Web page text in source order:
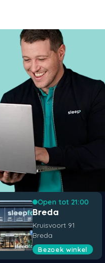
Open tot 21:00
Breda
Kruisvoort 91
Breda
Bezoek winkel